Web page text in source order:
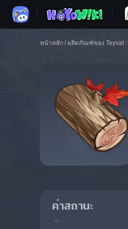
หน้าหลัก / ผลิตภัณฑ์ของ Teyvat /
ค่าสถานะ